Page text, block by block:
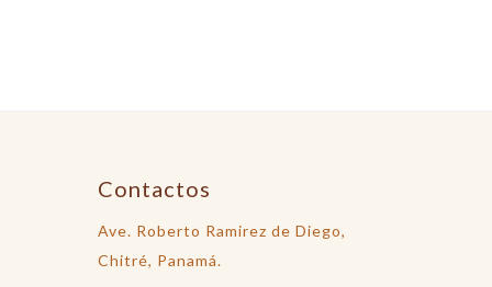
Contactos
Ave. Roberto Ramirez de Diego,
Chitré, Panamá.